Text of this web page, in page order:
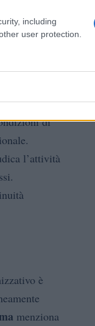
including
user protection.
garantire
di atlete in
di
l’attività
è
menziona